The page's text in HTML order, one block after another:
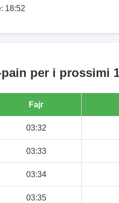
18:52
per i prossimi
Fajr
03:32
03:33
03:34
03:35